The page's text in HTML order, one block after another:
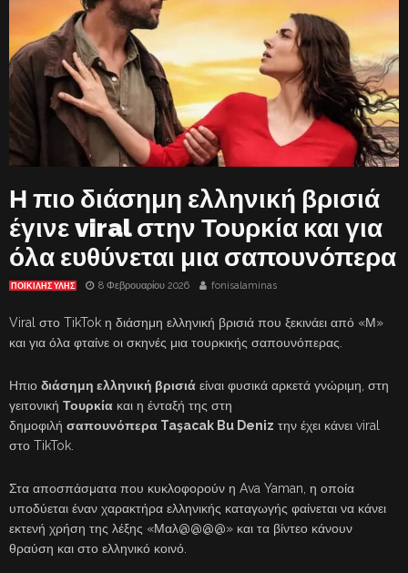
Η πιο διάσημη ελληνική βρισιά
έγινε viral στην Τουρκία και για
όλα ευθύνεται μια σαπουνόπερα
ΠΟΙΚΙΛΗΣ ΥΛΗΣ 8 Φεβρουαρίου 2026 fonisalaminas
Viral στο TikTok η διάσημη ελληνική βρισιά που ξεκινάει από «Μ»
και για όλα φταίνε οι σκηνές μια τουρκικής σαπουνόπερας.
Ηπιο διάσημη ελληνική βρισιά είναι φυσικά αρκετά γνώριμη, στη
γειτονική Τουρκία και η ένταξή της στη
δημοφιλή σαπουνόπερα Taşacak Bu Deniz την έχει κάνει viral
στο TikTok.
Στα αποσπάσματα που κυκλοφορούν η Ava Yaman, η οποία
υποδύεται έναν χαρακτήρα ελληνικής καταγωγής φαίνεται να κάνει
εκτενή χρήση της λέξης «Μαλ@@@@» και τα βίντεο κάνουν
θραύση και στο ελληνικό κοινό.